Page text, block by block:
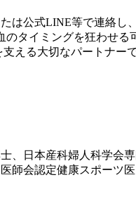
は公式LINE等で連絡し
のタイミングを狂わせ
支える大切なパートナー
、日本産科婦人科学会
師会認定健康スポーツ医